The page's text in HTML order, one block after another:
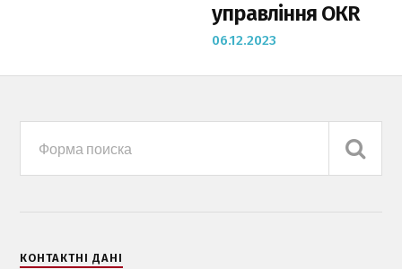
управління ОКR
06.12.2023
КОНТАКТНІ ДАНІ